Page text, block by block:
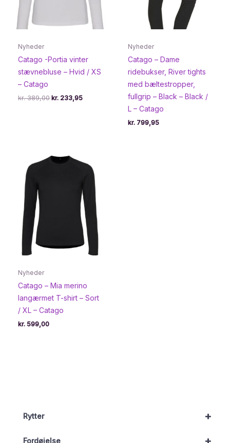
+
Rytter
Fordøjelse
Nyheder
Catago -Portia vinter
stævnebluse – Hvid / XS
– Catago
kr.389,00 Den
kr. 233,95Den
Nyheder
Catago – Dame
ridebukser, River tights
med bæltestropper,
fullgrip – Black – Black /
L – Catago
kr. 799,95
Nyheder
Catago – Mia merino
langærmet T-shirt – Sort
/ XL – Catago
kr. 599,00